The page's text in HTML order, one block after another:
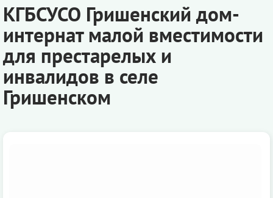
КГБСУСО Гришенский дом-
интернат малой вместимости
для престарелых и
инвалидов в селе
Гришенском